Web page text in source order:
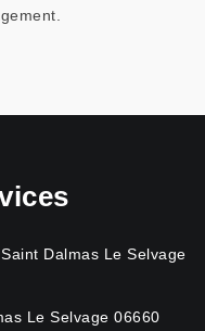
Dalmas Le Selvage
Le Selvage 06660